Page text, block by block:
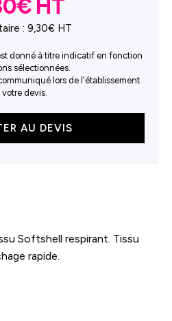
: 9,30€ HT
donné à titre indicatif en fonction
sélectionnées.
lors de l'établissement
votre devis.
AU DEVIS
Softshell respirant. Tissu
rapide.